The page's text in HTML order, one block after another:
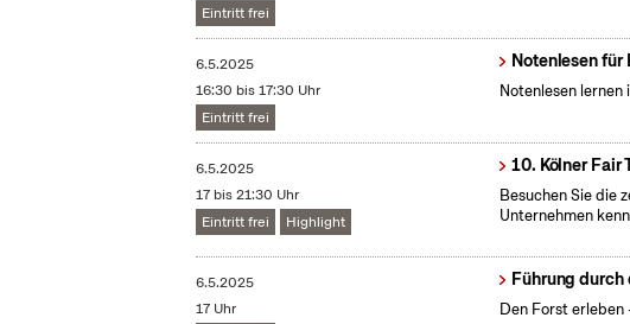
Eintritt frei
6.5.2025
16:30 bis 17:30 Uhr
Eintritt frei
Notenlesen
Notenlesen
6.5.2025
17 bis 21:30 Uhr
Eintritt frei
Highlight
10. Kölner Fair
Besuchen Sie die
Unternehmen
6.5.2025
17 Uhr
Führung durch
Den Forst erleben